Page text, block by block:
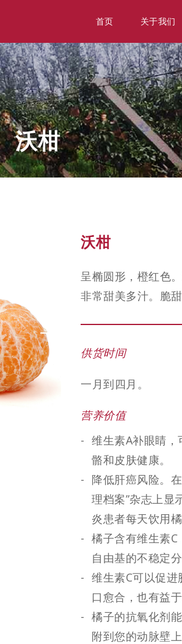
首页 关于我们
沃柑
沃柑
呈椭圆形，橙红色
非常甜美多汁。脆
供货时间
一月到四月。
营养价值
维生素A补眼睛
骼和皮肤健康。
降低肝癌风险。
理档案”杂志上显
炎患者每天饮用
橘子含有维生素
自由基的不稳定
维生素C可以促
口愈合，也有益
橘子的抗氧化剂
附到您的动脉壁